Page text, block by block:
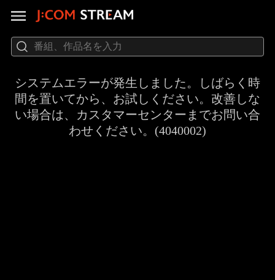
システムエラーが発生しました。しばらく時
間を置いてから、お試しください。改善しな
い場合は、カスタマーセンターまでお問い合
わせください。(4040002)